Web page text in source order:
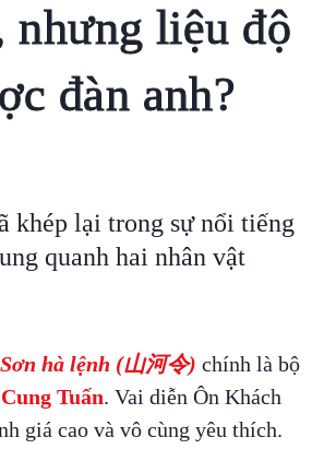
nhưng liệu độ
đàn anh?
khép lại trong sự nổi tiếng
quanh hai nhân vật
Sơn hà lệnh (山河令) chính là bộ
Cung Tuấn. Vai diễn Ôn Khách
giá cao và vô cùng yêu thích.